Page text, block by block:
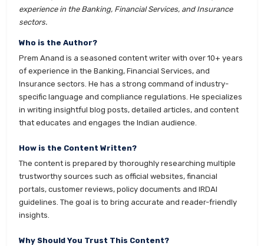
experience in the Banking, Financial Services, and Insurance
sectors.
Who is the Author?
Prem Anand is a seasoned content writer with over 10+ years
of experience in the Banking, Financial Services, and
Insurance sectors. He has a strong command of industry-
specific language and compliance regulations. He specializes
in writing insightful blog posts, detailed articles, and content
that educates and engages the Indian audience.
How is the Content Written?
The content is prepared by thoroughly researching multiple
trustworthy sources such as official websites, financial
portals, customer reviews, policy documents and IRDAI
guidelines. The goal is to bring accurate and reader-friendly
insights.
Why Should You Trust This Content?